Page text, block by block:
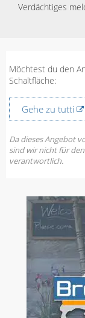
Verdächtiges
Möchtest du den
Schaltfläche:
Gehe zu tutti
Da dieses Angebot
sind wir nicht für
verantwortlich.